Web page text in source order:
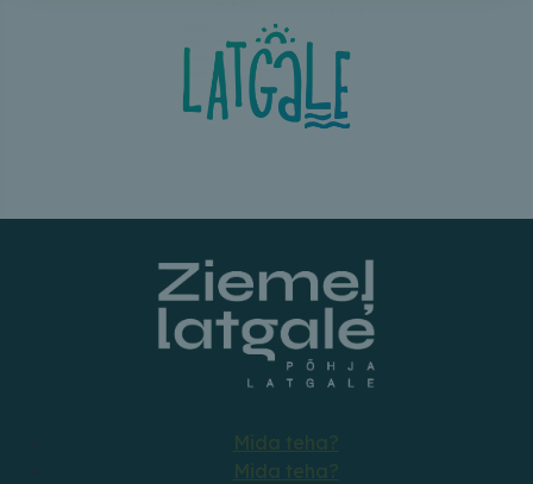
Mida teha?
Mida teha?